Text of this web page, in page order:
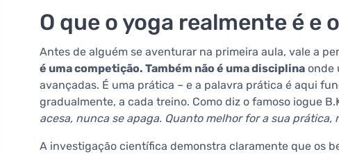
O que o yoga realmente é e
Antes de alguém se aventurar na primeira aula, vale a
é uma competição. Também não é uma disciplina onde
avançadas. É uma prática – e a palavra prática é aqui
gradualmente, a cada treino. Como diz o famoso iogue
acesa, nunca se apaga. Quanto melhor for a sua prática,
A investigação científica demonstra claramente que os